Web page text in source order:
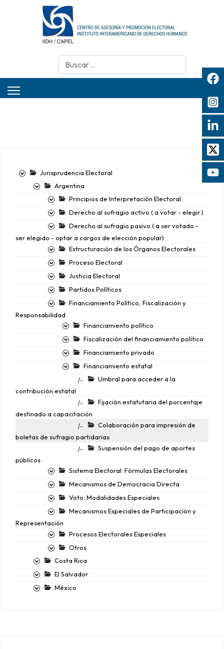
Buscar
Jurisprudencia Electoral
Argentina
Principios de Interpretación Electoral
Derecho al sufragio activo ( a votar - elegir )
Derecho al sufragio pasivo ( a ser votado -
ser elegido - optar a cargos de elección popular)
Estructuración de los Órganos Electorales
Proceso Electoral
Justicia Electoral
Partidos Políticos
Financiamiento Político, Fiscalización y
Responsabilidad
Financiamiento político
Fiscalización del financiamiento político
Financiamiento privado
Financiamiento estatal
|-
Umbral para acceder a la
contribución estatal
|-
Fijación estatutaria del porcentaje
destinado a capacitación
|-
Colaboración para impresión de
boletas de sufragio partidarias
|-
Suspensión del pago de aportes
públicos
Sistema Electoral: Fórmulas Electorales
Mecanismos de Democracia Directa
Voto: Modalidades Especiales
Mecanismos Especiales de Participación y
Representación
Procesos Electorales Especiales
Otros
Costa Rica
El Salvador
México